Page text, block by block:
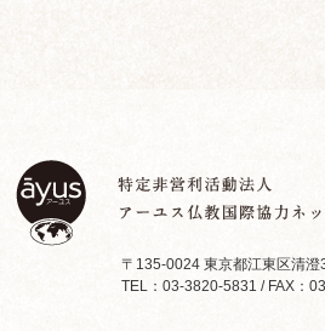
〒135-0024 東京都江東区清澄
TEL：03-3820-5831 / FAX：